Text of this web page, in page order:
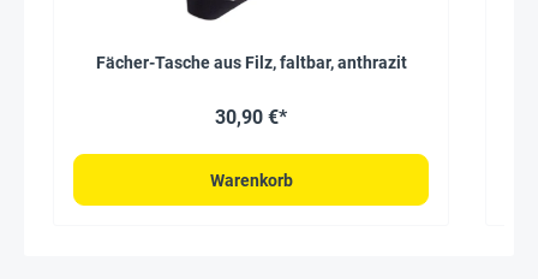
Fächer-Tasche aus Filz, faltbar, anthrazit
30,90 €*
Warenkorb